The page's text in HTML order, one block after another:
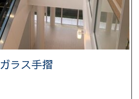
ガラス手摺